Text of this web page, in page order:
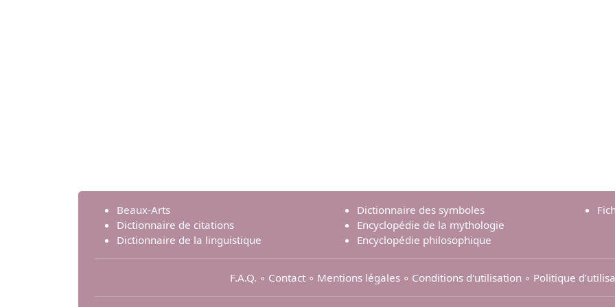
Beaux-Arts
Dictionnaire de citations
Dictionnaire de la linguistique
Dictionnaire des symboles
Encyclopédie de la mythologie
Encyclopédie philosophique
F.A.Q. ∘ Contact∘ Mentions légales∘ Conditions d'utilisation ∘ Politique